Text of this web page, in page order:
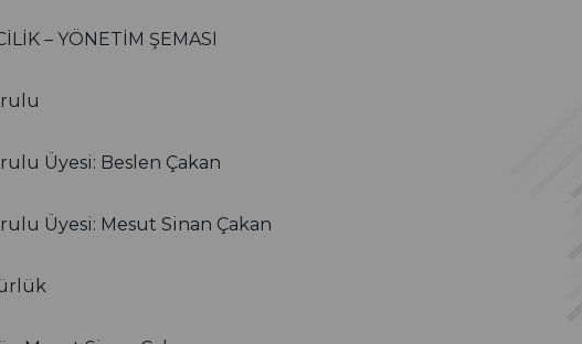
– YÖNETİM ŞEMASI
Üyesi: Beslen Çakan
Üyesi: Mesut Sinan Çakan